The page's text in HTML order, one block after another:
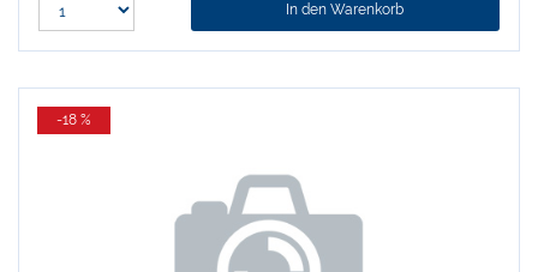
In den Warenkorb
-18 %